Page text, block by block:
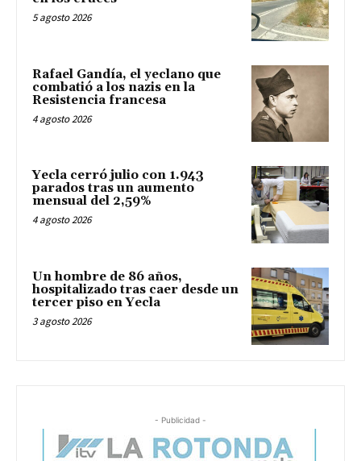
5 agosto 2026
Rafael Gandía, el yeclano que
combatió a los nazis en la
Resistencia francesa
4 agosto 2026
Yecla cerró julio con 1.943
parados tras un aumento
mensual del 2,59%
4 agosto 2026
Un hombre de 86 años,
hospitalizado tras caer desde un
tercer piso en Yecla
3 agosto 2026
- Publicidad -